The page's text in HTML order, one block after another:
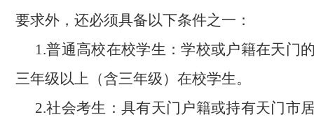
要求外，还必须具备以下条件之一：
1.普通高校在校学生：学校或户籍在天门
三年级以上（含三年级）在校学生。
2.社会考生：具有天门户籍或持有天门市